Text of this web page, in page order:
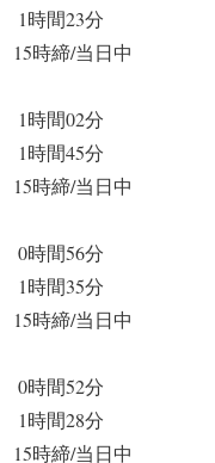
1時間23分
15時締/当日中
1時間02分
1時間45分
15時締/当日中
0時間56分
1時間35分
15時締/当日中
0時間52分
1時間28分
15時締/当日中